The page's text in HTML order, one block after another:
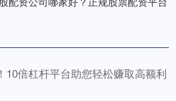
10倍杠杆平台助您轻松赚取高额利